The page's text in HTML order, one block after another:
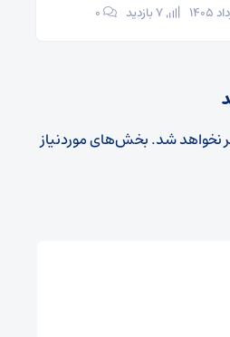
۰
نخواهد شد.بخش‌های موردنیاز